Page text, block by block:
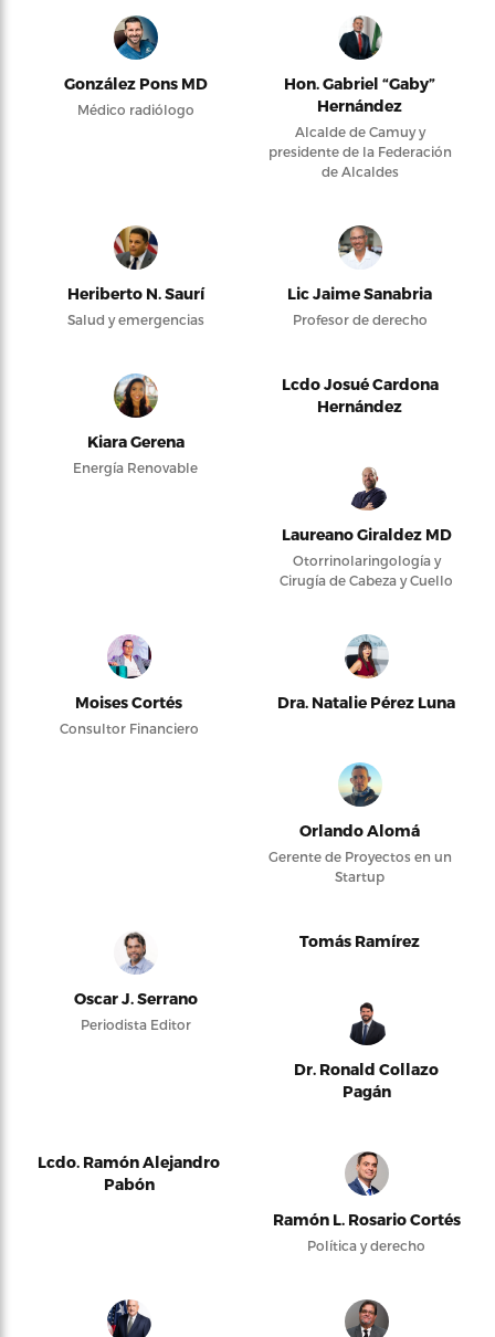
González Pons MD
Médico radiólogo
Hon. Gabriel “Gaby”
Hernández
Alcalde de Camuy y
presidente de la Federación
de Alcaldes
Heriberto N. Saurí
Salud y emergencias
Lic Jaime Sanabria
Profesor de derecho
Kiara Gerena
Energía Renovable
Lcdo Josué Cardona
Hernández
Laureano Giraldez MD
Otorrinolaringología y
Cirugía de Cabeza y Cuello
Moises Cortés
Consultor Financiero
Dra. Natalie Pérez Luna
Orlando Alomá
Gerente de Proyectos en un
Startup
Oscar J. Serrano
Periodista Editor
Tomás Ramírez
Dr. Ronald Collazo
Pagán
Lcdo. Ramón Alejandro
Pabón
Ramón L. Rosario Cortés
Política y derecho